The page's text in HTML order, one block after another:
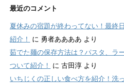
最近のコメント
夏休みの宿題が終わってない！最終
紹介！
に 勇者ああああ より
茹でた麺の保存方法は？パスタ、ラ
ついて紹介！
に 古田淳 より
いちじくの正しい食べ方を紹介！洗